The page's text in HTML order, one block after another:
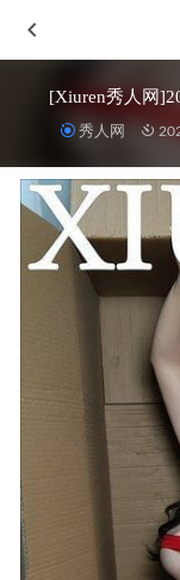
[Xiuren秀人网
秀人网
尤蜜荟 –
[微密圈]姐姐
[微密圈]就是阿
IESS异思趣向
三度_69 –